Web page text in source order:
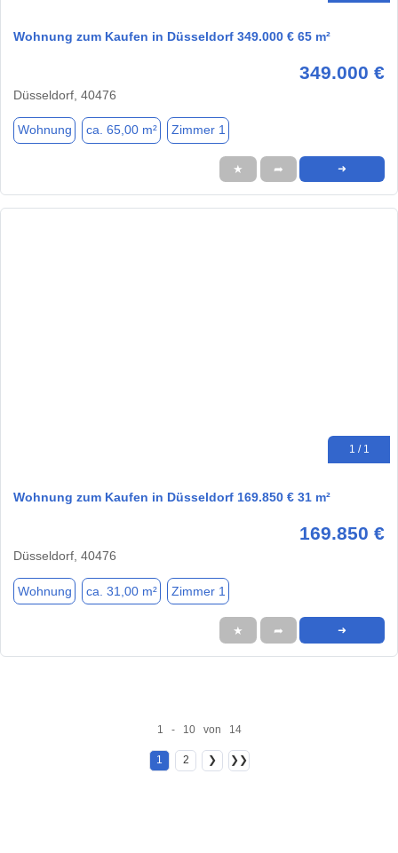
Wohnung zum Kaufen in Düsseldorf 349.000 € 65 m²
349.000 €
Düsseldorf, 40476
Wohnung ca. 65,00 m² Zimmer 1
★ ➦ ➜
1 / 1
Wohnung zum Kaufen in Düsseldorf 169.850 € 31 m²
169.850 €
Düsseldorf, 40476
Wohnung ca. 31,00 m² Zimmer 1
★ ➦ ➜
1 - 10 von 14
1 2 ❯ ❯❯